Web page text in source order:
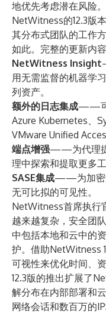
地优先考虑潜在风险。
NetWitness的12.3版
其分布式团队的工作
如此。完整的更新内容
NetWitness Insight
用无需监督的机器学
列资产。
额外的日志集成——可
Azure Kubernetes、
VMware Unified
端点增强——为代理提
理中探索和提取更多工
SASE集成——为加密
无可比拟的可见性。
NetWitness首席执行
越来越复杂，安全团
中包括本地和云中的
护。借助NetWitness
可视性来优化时间、
12.3版的推出扩展了
解分布在内部部署和
网络会话和数百万的